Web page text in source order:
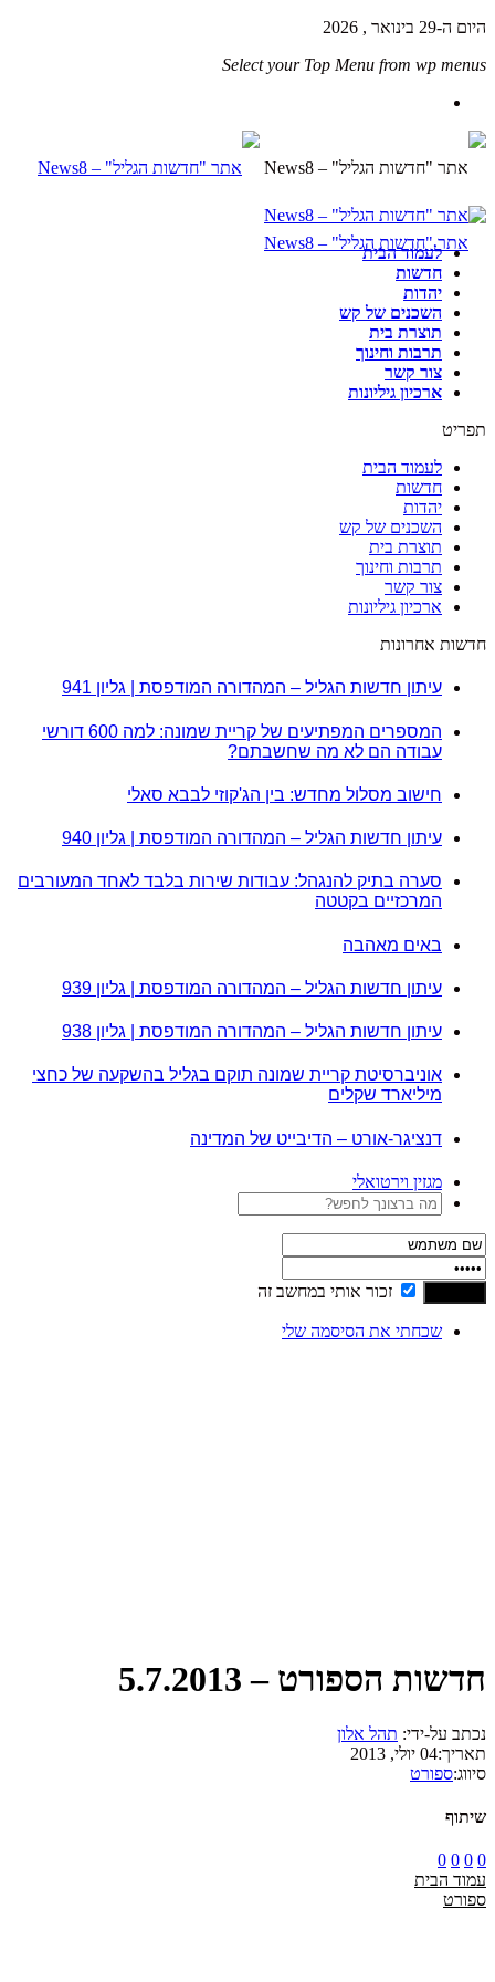
היום ה-29 בינואר , 2026
Select your Top Menu from wp menus
לעמוד הבית
חדשות
יהדות
השכנים של קש
תוצרת בית
תרבות וחינוך
צור קשר
ארכיון גיליונות
תפריט
לעמוד הבית
חדשות
יהדות
השכנים של קש
תוצרת בית
תרבות וחינוך
צור קשר
ארכיון גיליונות
חדשות אחרונות
עיתון חדשות הגליל – המהדורה המודפסת | גליון 941
המספרים המפתיעים של קריית שמונה: למה 600 דורשי
עבודה הם לא מה שחשבתם?
חישוב מסלול מחדש: בין הג'קוזי לבבא סאלי
עיתון חדשות הגליל – המהדורה המודפסת | גליון 940
סערה בתיק להנגהל: עבודות שירות בלבד לאחד המעורבים
המרכזיים בקטטה
באים מאהבה
עיתון חדשות הגליל – המהדורה המודפסת | גליון 939
עיתון חדשות הגליל – המהדורה המודפסת | גליון 938
אוניברסיטת קריית שמונה תוקם בגליל בהשקעה של כחצי
מיליארד שקלים
דנציגר-אורט – הדיבייט של המדינה
מגזין וירטואלי
זכור אותי במחשב זה
שכחתי את הסיסמה שלי
חדשות הספורט – 5.7.2013
נכתב על-ידי: תהל אלון
תאריך:04 יולי, 2013
סיווג:ספורט
שיתוף
0
0
0
0
עמוד הבית
ספורט